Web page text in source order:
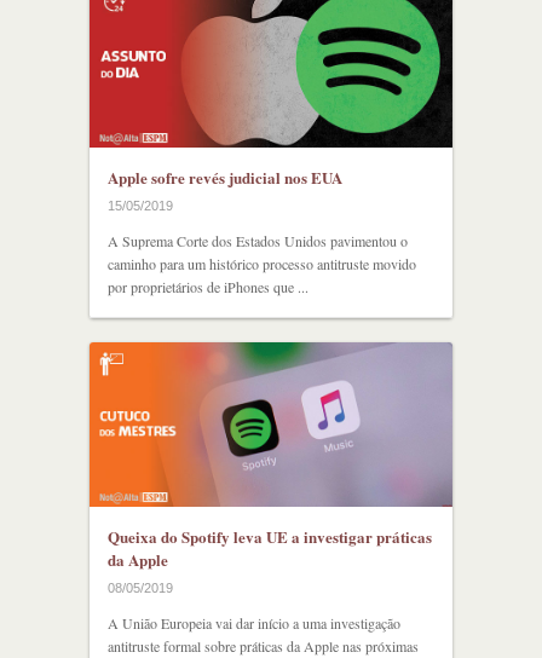
Apple sofre revés judicial nos EUA
15/05/2019
A Suprema Corte dos Estados Unidos pavimentou o
caminho para um histórico processo antitruste movido
por proprietários de iPhones que ...
Queixa do Spotify leva UE a investigar práticas
da Apple
08/05/2019
A União Europeia vai dar início a uma investigação
antitruste formal sobre práticas da Apple nas próximas